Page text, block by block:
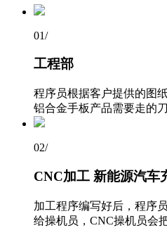
01/
工程部
程序员根据客户提供的图
铝合金手板产品需要走的
02/
CNC加工 新能源汽车
加工程序编写好后，程序
给操机员，CNC操机员会